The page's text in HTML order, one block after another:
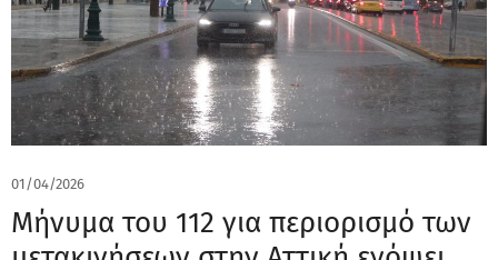
01/04/2026
Μήνυμα του 112 για περιορισμό των